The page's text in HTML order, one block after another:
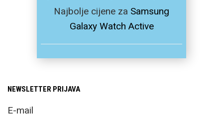
Najbolje cijene za Samsung
Galaxy Watch Active
NEWSLETTER PRIJAVA
E-mail